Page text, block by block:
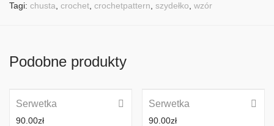
Tagi: chusta crochet crochetpattern szydełko wzór
Podobne produkty
Serwetka
90.00zł
Serwetka
90.00zł